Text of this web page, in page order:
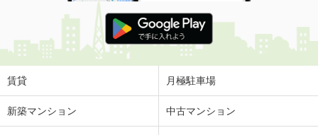
賃貸 月極駐車場
新築マンション 中古マンション